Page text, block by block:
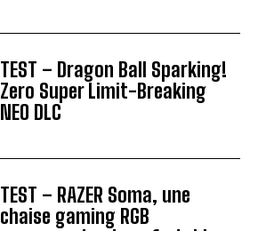
TEST – Dragon Ball Sparking!
Zero Super Limit-Breaking
NEO DLC
TEST – RAZER Soma, une
chaise gaming RGB